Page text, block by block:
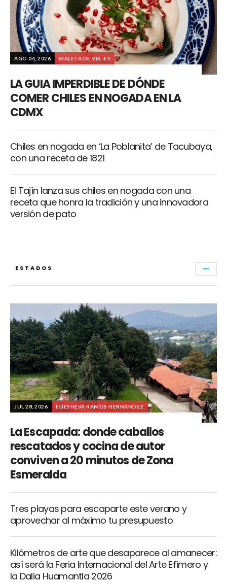
AGO 04, 2026 MALETA DE VIAJES
LA GUIA IMPERDIBLE DE DÓNDE
COMER CHILES EN NOGADA EN LA
CDMX
Chiles en nogada en ‘La Poblanita’ de Tacubaya,
con una receta de 1821
El Tajín lanza sus chiles en nogada con una
receta que honra la tradición y una innovadora
versión de pato
ESTADOS
JUL 28, 2026 ELIESHEVA RAMOS HERNÁNDEZ
La Escapada: donde caballos
rescatados y cocina de autor
conviven a 20 minutos de Zona
Esmeralda
Tres playas para escaparte este verano y
aprovechar al máximo tu presupuesto
Kilómetros de arte que desaparece al amanecer:
así será la Feria Internacional del Arte Efímero y
la Dalia Huamantla 2026